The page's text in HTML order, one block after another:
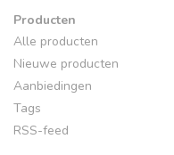
Producten
Alle producten
Nieuwe producten
Aanbiedingen
Tags
RSS-feed